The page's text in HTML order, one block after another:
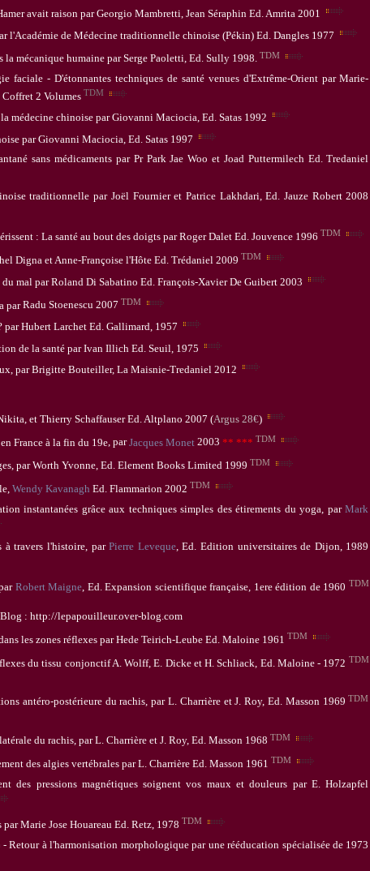
avait raison par Georgio Mambretti, Jean Séraphin Ed. Amrita 2001
l'Académie de Médecine traditionnelle chinoise (Pékin) Ed. Dangles 1977
la mécanique humaine par Serge Paoletti, Ed. Sully 1998. TDM
faciale - D'étonnantes techniques de santé venues d'Extrême-OrientparMarie-
Coffret 2 Volumes TDM
médecine chinoise par Giovanni Maciocia, Ed. Satas 1992
par Giovanni Maciocia , Ed. Satas 1997
sans médicaments par Pr Park Jae Woo et Joad PuttermilechEd.Tredaniel
traditionnelle par Joël Fournier et Patrice Lakhdari, Ed. Jauze Robert 2008
: La santé au bout des doigts parRoger DaletEd. Jouvence 1996 TDM
Digna et Anne-Françoise l'Hôte Ed. Trédaniel 2009 TDM
mal par Roland Di Sabatino Ed. François-Xavier De Guibert 2003
parRadu Stoenescu 2007 TDM
parHubert Larchet Ed. Gallimard, 1957
de la santé parIvan Illich Ed. Seuil, 1975
par Brigitte Bouteiller, La Maisnie-Tredaniel 2012
et Thierry Schaffauser Ed. Altplano 2007 (Argus 28€)
France à la fin du 19e, parJacques Monet2003 ** *** TDM
par Worth Yvonne, Ed. Element Books Limited 1999 TDM
Wendy Kavanagh Ed. Flammarion 2002 TDM
instantanées grâce aux techniques simples des étirements du yoga, parMark
à travers l'histoire, parPierre Leveque, Ed. Edition universitaires de Dijon, 1989
ar Robert Maigne, Ed.Expansion scientifique française, 1ere édition de 1960 TDM
Blog : http://lepapouilleur.over-blog.com
les zones réflexes parHede Teirich-LeubeEd. Maloine 1961 TDM
du tissu conjonctif A. Wolff,E. DickeetH. Schliack Ed. Maloine - 1972 TDM
antéro-postérieure du rachis, par L. Charrière et J. Roy, Ed. Masson 1969 TDM
du rachis, par L. Charrière et J. Roy, Ed. Masson 1968 TDM
des algies vertébrales par L. Charrière Ed. Masson 1961 TDM
des pressions magnétiques soignent vos maux et douleurs par E. Holzapfel
Marie Jose Houareau Ed. Retz, 1978 TDM
Retour à l'harmonisation morphologique par une rééducation spécialisée de 1973